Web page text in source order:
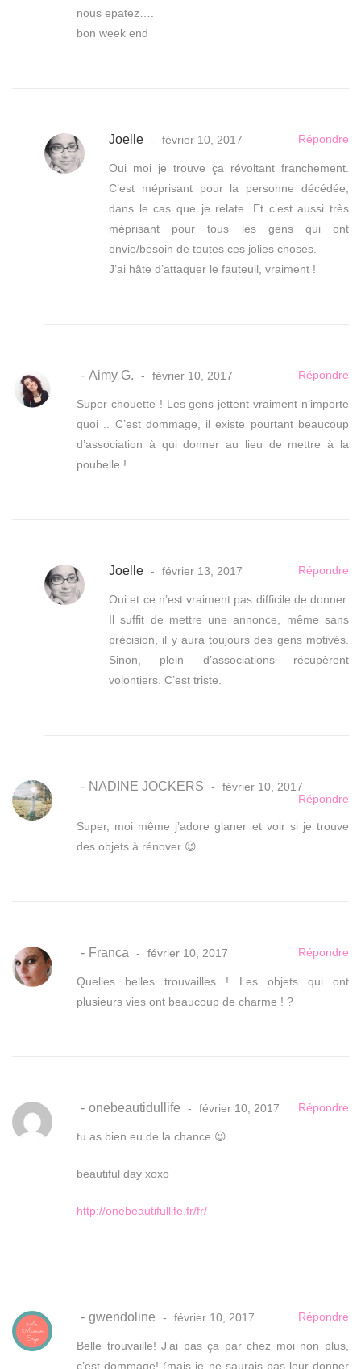
nous epatez….
bon week end
Joelle février 10, 2017 Répondre
Oui moi je trouve ça révoltant franchement.
C’est méprisant pour la personne décédée,
dans le cas que je relate. Et c’est aussi très
méprisant pour tous les gens qui ont
envie/besoin de toutes ces jolies choses.
J’ai hâte d’attaquer le fauteuil, vraiment !
Aimy G. février 10, 2017 Répondre
Super chouette ! Les gens jettent vraiment n’importe
quoi .. C’est dommage, il existe pourtant beaucoup
d’association à qui donner au lieu de mettre à la
poubelle !
Joelle février 13, 2017 Répondre
Oui et ce n’est vraiment pas difficile de donner.
Il suffit de mettre une annonce, même sans
précision, il y aura toujours des gens motivés.
Sinon, plein d’associations récupèrent
volontiers. C’est triste.
NADINE JOCKERS
février 10, 2017
Répondre
Super, moi même j’adore glaner et voir si je trouve
des objets à rénover 😉
Franca février 10, 2017 Répondre
Quelles belles trouvailles ! Les objets qui ont
plusieurs vies ont beaucoup de charme ! ?
onebeautidullife février 10, 2017 Répondre
tu as bien eu de la chance 😉
beautiful day xoxo
http://onebeautifullife.fr/fr/
gwendoline février 10, 2017 Répondre
Belle trouvaille! J’ai pas ça par chez moi non plus,
c’est dommage! (mais je ne saurais pas leur donner